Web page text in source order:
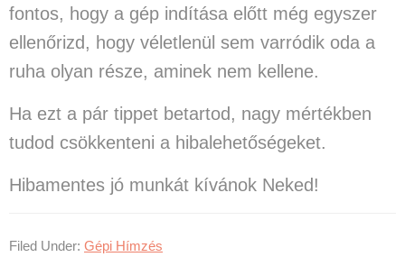
fontos, hogy a gép indítása előtt még egyszer
ellenőrizd, hogy véletlenül sem varródik oda a
ruha olyan része, aminek nem kellene.
Ha ezt a pár tippet betartod, nagy mértékben
tudod csökkenteni a hibalehetőségeket.
Hibamentes jó munkát kívánok Neked!
Filed Under: Gépi Hímzés